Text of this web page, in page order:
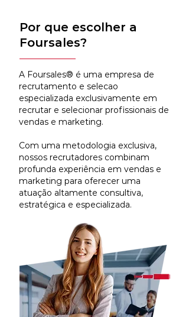
Por que escolher a
Foursales?
A Foursales® é uma empresa de
recrutamento e selecao
especializada exclusivamente em
recrutar e selecionar profissionais de
vendas e marketing.
Com uma metodologia exclusiva,
nossos recrutadores combinam
profunda experiência em vendas e
marketing para oferecer uma
atuação altamente consultiva,
estratégica e especializada.